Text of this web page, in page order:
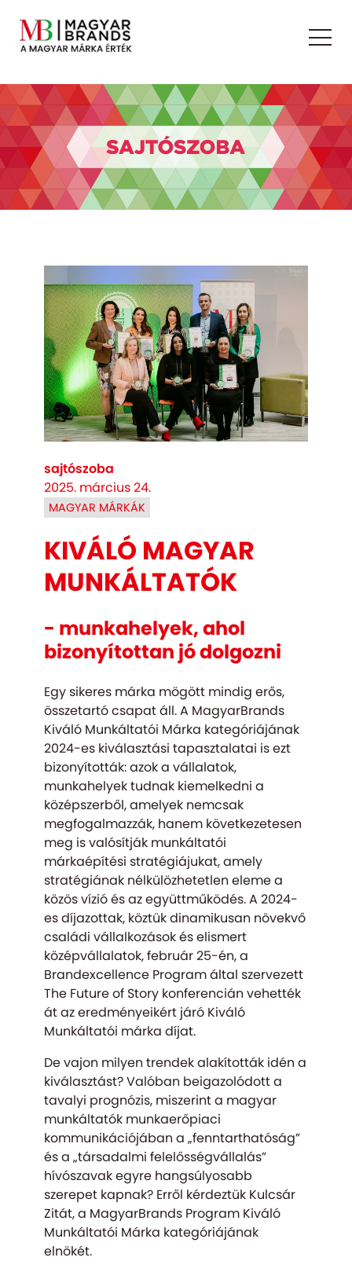
sajtószoba
2025. március 24.
MAGYAR MÁRKÁK
KIVÁLÓ MAGYAR
MUNKÁLTATÓK
- munkahelyek, ahol
bizonyítottan jó dolgozni
Egy sikeres márka mögött mindig erős,
összetartó csapat áll. A MagyarBrands
Kiváló Munkáltatói Márka kategóriájának
2024-es kiválasztási tapasztalatai is ezt
bizonyították: azok a vállalatok,
munkahelyek tudnak kiemelkedni a
középszerből, amelyek nemcsak
megfogalmazzák, hanem következetesen
meg is valósítják munkáltatói
márkaépítési stratégiájukat, amely
stratégiának nélkülözhetetlen eleme a
közös vízió és az együttműködés. A 2024-
es díjazottak, köztük dinamikusan növekvő
családi vállalkozások és elismert
középvállalatok, február 25-én, a
Brandexcellence Program által szervezett
The Future of Story konferencián vehették
át az eredményeikért járó Kiváló
Munkáltatói márka díjat.
De vajon milyen trendek alakították idén a
kiválasztást? Valóban beigazolódott a
tavalyi prognózis, miszerint a magyar
munkáltatók munkaerőpiaci
kommunikációjában a „fenntarthatóság”
és a „társadalmi felelősségvállalás”
hívószavak egyre hangsúlyosabb
szerepet kapnak? Erről kérdeztük Kulcsár
Zitát, a MagyarBrands Program Kiváló
Munkáltatói Márka kategóriájának
elnökét.